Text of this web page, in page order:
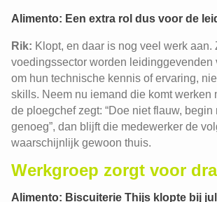
Alimento: Een extra rol dus voor de
Rik: Klopt, en daar is nog veel werk aan.
voedingssector worden leidinggevenden
om hun technische kennis of ervaring,
skills. Neem nu iemand die komt werken
de ploegchef zegt: “Doe niet flauw, begin
genoeg”, dan blijft die medewerker de
waarschijnlijk gewoon thuis.
Werkgroep zorgt voor
Alimento: Biscuiterie Thijs klopte bij